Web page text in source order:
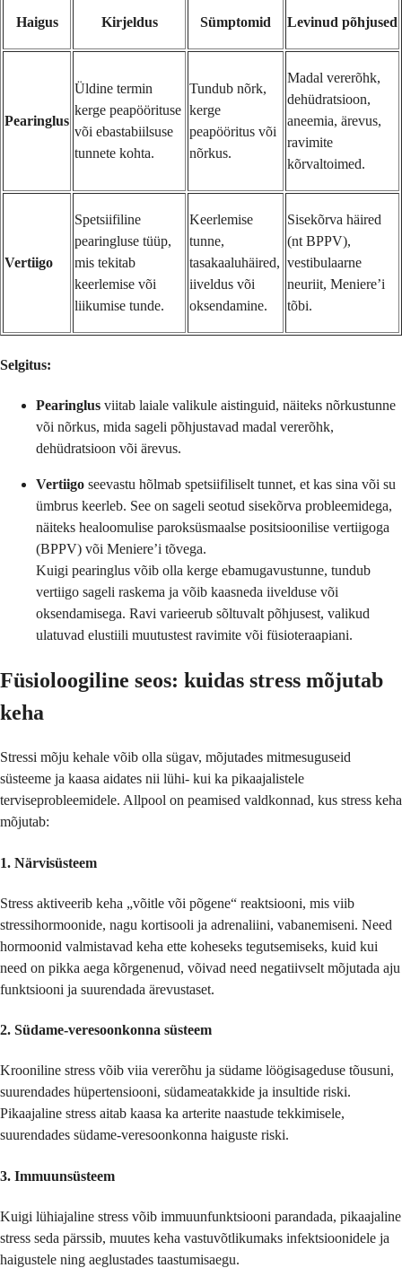
Haigus Kirjeldus Sümptomid Levinud põhjused
Pearinglus
Üldine termin
kerge peapöörituse
või ebastabiilsuse
tunnete kohta.
Tundub nõrk,
kerge
peapööritus või
nõrkus.
Madal vererõhk,
dehüdratsioon,
aneemia, ärevus,
ravimite
kõrvaltoimed.
Vertiigo
Spetsiifiline
pearingluse tüüp,
mis tekitab
keerlemise või
liikumise tunde.
Keerlemise
tunne,
tasakaaluhäired,
iiveldus või
oksendamine.
Sisekõrva häired
(nt BPPV),
vestibulaarne
neuriit, Meniere’i
tõbi.
Selgitus:
Pearinglus viitab laiale valikule aistinguid, näiteks nõrkustunne
või nõrkus, mida sageli põhjustavad madal vererõhk,
dehüdratsioon või ärevus.
Vertiigo seevastu hõlmab spetsiifiliselt tunnet, et kas sina või su
ümbrus keerleb. See on sageli seotud sisekõrva probleemidega,
näiteks healoomulise paroksüsmaalse positsioonilise vertiigoga
(BPPV) või Meniere’i tõvega.
Kuigi pearinglus võib olla kerge ebamugavustunne, tundub
vertiigo sageli raskema ja võib kaasneda iivelduse või
oksendamisega. Ravi varieerub sõltuvalt põhjusest, valikud
ulatuvad elustiili muutustest ravimite või füsioteraapiani.
Füsioloogiline seos: kuidas stress mõjutab
keha
Stressi mõju kehale võib olla sügav, mõjutades mitmesuguseid
süsteeme ja kaasa aidates nii lühi- kui ka pikaajalistele
terviseprobleemidele. Allpool on peamised valdkonnad, kus stress keha
mõjutab:
1. Närvisüsteem
Stress aktiveerib keha „võitle või põgene“ reaktsiooni, mis viib
stressihormoonide, nagu kortisooli ja adrenaliini, vabanemiseni. Need
hormoonid valmistavad keha ette koheseks tegutsemiseks, kuid kui
need on pikka aega kõrgenenud, võivad need negatiivselt mõjutada aju
funktsiooni ja suurendada ärevustaset.
2. Südame-veresoonkonna süsteem
Krooniline stress võib viia vererõhu ja südame löögisageduse tõusuni,
suurendades hüpertensiooni, südameatakkide ja insultide riski.
Pikaajaline stress aitab kaasa ka arterite naastude tekkimisele,
suurendades südame-veresoonkonna haiguste riski.
3. Immuunsüsteem
Kuigi lühiajaline stress võib immuunfunktsiooni parandada, pikaajaline
stress seda pärssib, muutes keha vastuvõtlikumaks infektsioonidele ja
haigustele ning aeglustades taastumisaegu.